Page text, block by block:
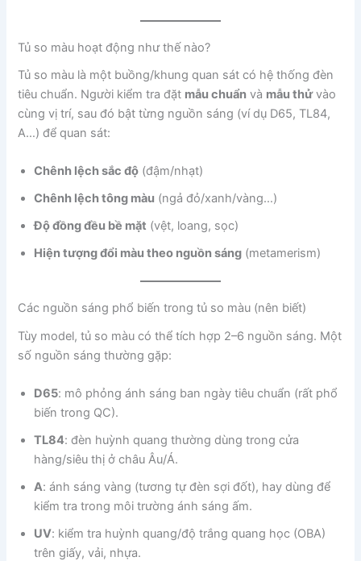
Tủ so màu hoạt động như thế nào?
Tủ so màu là một buồng/khung quan sát có hệ thống đèn
tiêu chuẩn. Người kiểm tra đặt mẫu chuẩn và mẫu thửvào
cùng vị trí, sau đó bật từng nguồn sáng (ví dụ D65, TL84,
A…) để quan sát:
Chênh lệch sắc độ (đậm/nhạt)
Chênh lệch tông màu (ngả đỏ/xanh/vàng…)
Độ đồng đều bề mặt (vệt, loang, sọc)
Hiện tượng đổi màu theo nguồn sáng (metamerism)
Các nguồn sáng phổ biến trong tủ so màu (nên biết)
Tùy model, tủ so màu có thể tích hợp 2–6 nguồn sáng. Một
số nguồn sáng thường gặp:
D65: mô phỏng ánh sáng ban ngày tiêu chuẩn (rất phổ
biến trong QC).
TL84: đèn huỳnh quang thường dùng trong cửa
hàng/siêu thị ở châu Âu/Á.
A: ánh sáng vàng (tương tự đèn sợi đốt), hay dùng để
kiểm tra trong môi trường ánh sáng ấm.
UV: kiểm tra huỳnh quang/độ trắng quang học (OBA)
trên giấy, vải, nhựa.